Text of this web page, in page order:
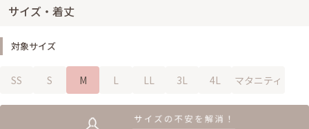
サイズ・着丈
対象サイズ
SS S M L LL 3L 4L マタニティ